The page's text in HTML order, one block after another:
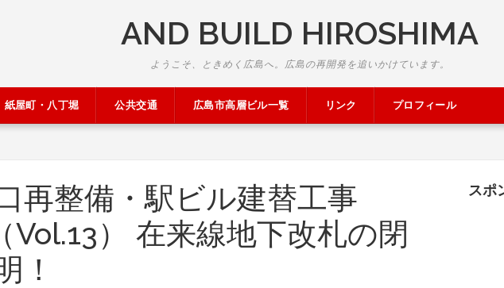
AND BUILD HIROSHIMA
ようこそ、ときめく広島へ。広島の再開発を追いかけています。
紙屋町・八丁堀 公共交通 広島市高層ビル一覧 リンク プロフィール
再整備・駅ビル建替工事
Vol.13） 在来線地下改札の閉
！
スポ